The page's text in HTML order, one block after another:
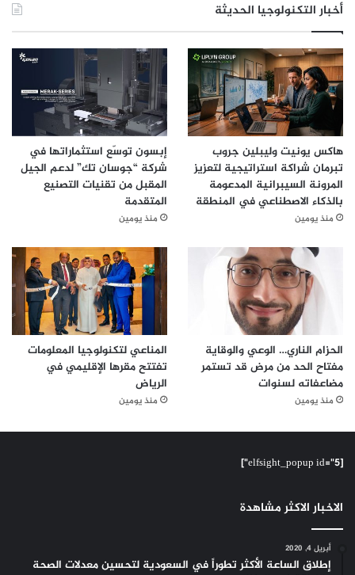
أخبار التكنولوجيا الحديثة
هاكس يونيت وليبلين جروب
تبرمان شراكة استراتيجية لتعزيز
المرونة السيبرانية المدعومة
بالذكاء الاصطناعي في المنطقة
منذ يومين
إبسون توسّع استثماراتها في
شركة “جوسان تك” لدعم الجيل
المقبل من تقنيات التصنيع
المتقدمة
منذ يومين
الحزام الناري… الوعي والوقاية
مفتاح الحد من مرض قد تستمر
مضاعفاته لسنوات
منذ يومين
المناعي لتكنولوجيا المعلومات
تفتتح مقرها الإقليمي في
الرياض
منذ يومين
[elfsight_popup id="5"]
الاخبار الاكثر مشاهدة
أبريل 4, 2020
إطلاق الساعة الأكثر تطوراً في السعودية لتحسين معدلات الصحة